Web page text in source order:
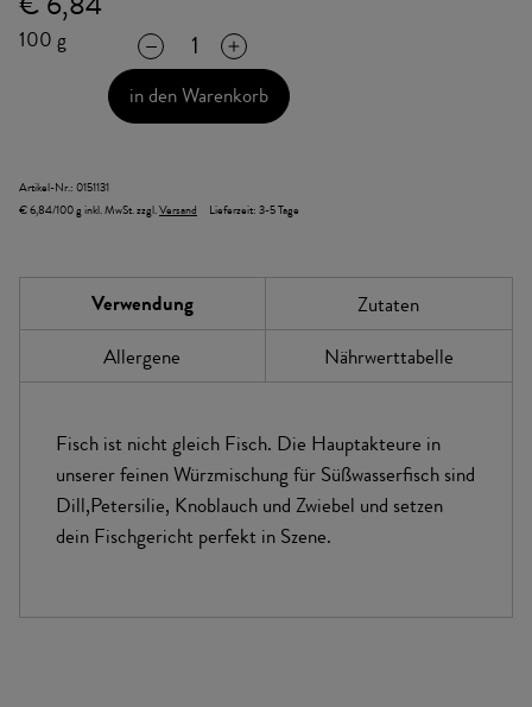
100 g
in den Warenkorb
Artikel-Nr.: 0151131
€ 6,84/100 g inkl. MwSt.zzgl.Versand Lieferzeit: 3-5 Tage
Verwendung
Fisch ist nicht gleich Fisch. Die Hauptakteure in
unserer feinen Würzmischung für Süßwasserfisch sind
Dill,Petersilie, Knoblauch und Zwiebel und setzen
dein Fischgericht perfekt in Szene.
Zutaten
Allergene
Nährwerttabelle